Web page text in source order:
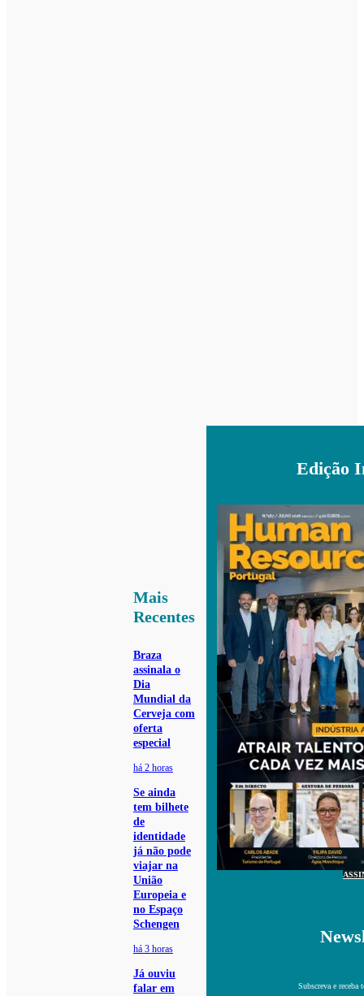
Mais
Recentes
Braza
assinala o
Dia
Mundial da
Cerveja com
oferta
especial
há 2 horas
Se ainda
tem bilhete
de
identidade
já não pode
viajar na
União
Europeia e
no Espaço
Schengen
há 3 horas
Já ouviu
falar em
Edição
Subscreva e receba